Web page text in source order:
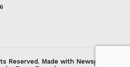
Reserved. Made with Newspaper